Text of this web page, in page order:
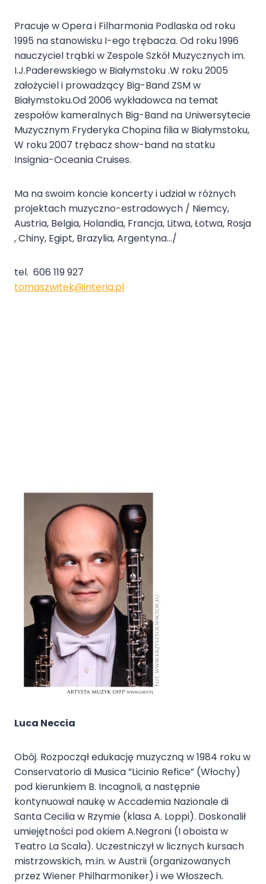
Pracuje w Opera i Filharmonia Podlaska od roku
1995 na stanowisku I-ego trębacza. Od roku 1996
nauczyciel trąbki w Zespole Szkół Muzycznych im.
I.J.Paderewskiego w Białymstoku .W roku 2005
założyciel i prowadzący Big-Band ZSM w
Białymstoku.Od 2006 wykładowca na temat
zespołów kameralnych Big-Band na Uniwersytecie
Muzycznym Fryderyka Chopina filia w Białymstoku,
W roku 2007 trębacz show-band na statku
Insignia-Oceania Cruises.
Ma na swoim koncie koncerty i udział w różnych
projektach muzyczno-estradowych / Niemcy,
Austria, Belgia, Holandia, Francja, Litwa, Łotwa, Rosja
, Chiny, Egipt, Brazylia, Argentyna…/
tel. 606 119 927
tomaszwitek@interia.pl
Luca Neccia
Obój. Rozpoczął edukację muzyczną w 1984 roku w
Conservatorio di Musica ”Licinio Refice” (Włochy)
pod kierunkiem B. Incagnoli, a następnie
kontynuował naukę w Accademia Nazionale di
Santa Cecilia w Rzymie (klasa A. Loppi). Doskonalił
umiejętności pod okiem A.Negroni (I oboista w
Teatro La Scala). Uczestniczył w licznych kursach
mistrzowskich, m.in. w Austrii (organizowanych
przez Wiener Philharmoniker) i we Włoszech.